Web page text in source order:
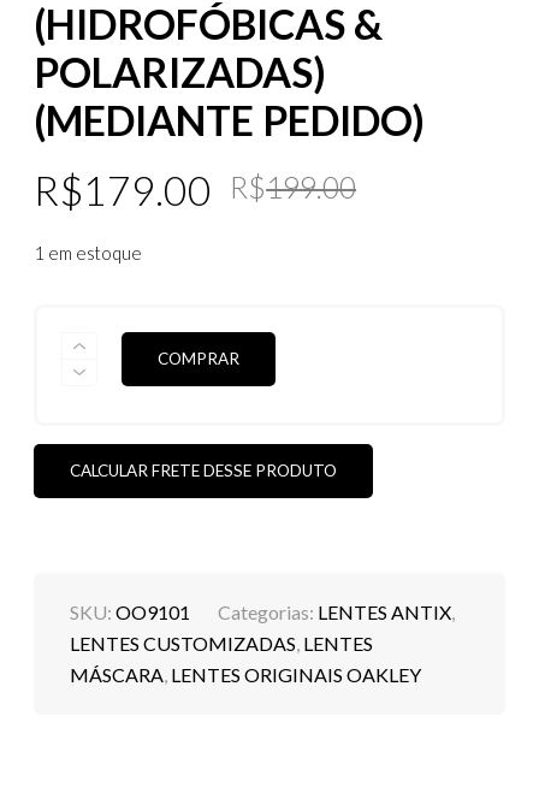
(HIDROFÓBICAS &
POLARIZADAS)
(MEDIANTE PEDIDO)
R$199.00Original
R$179.00
Current
1 em estoque
LENTES
POLARIZADAS)
(MEDIANTE
COMPRAR
CALCULAR FRETE DESSE PRODUTO
SKU:OO9101 Categorias: LENTES ANTIX,
LENTES CUSTOMIZADAS, LENTES
MÁSCARA, LENTES ORIGINAIS OAKLEY